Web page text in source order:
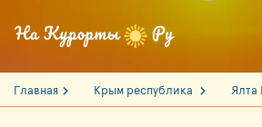
Главная Крым республика Ялта